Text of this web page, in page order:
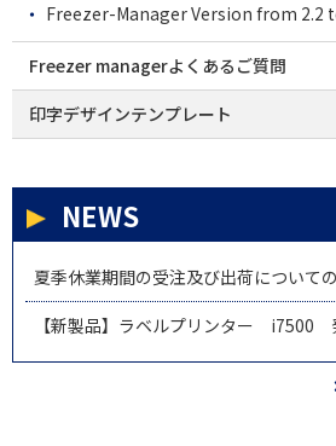
Freezer-Manager Version from 2.2
Freezer managerよくあるご質問
印字デザインテンプレート
NEWS
夏季休業期間の受注及び出荷について
【新製品】ラベルプリンター i7500